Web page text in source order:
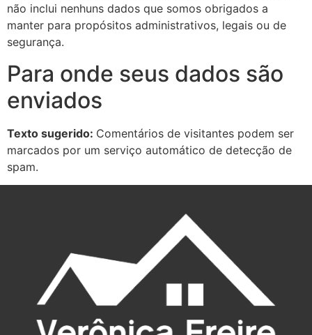
não inclui nenhuns dados que somos obrigados a
manter para propósitos administrativos, legais ou de
segurança.
Para onde seus dados são
enviados
Texto sugerido: Comentários de visitantes podem ser
marcados por um serviço automático de detecção de
spam.